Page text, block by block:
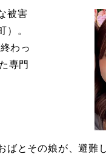
被害
）。
わっ
専門
ばとその娘が、避難